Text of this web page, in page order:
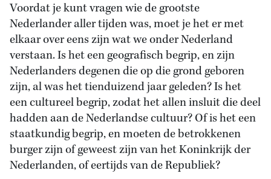
Voordat je kunt vragen wie de grootste
Nederlander aller tijden was, moet je het er met
elkaar over eens zijn wat we onder Nederland
verstaan. Is het een geografisch begrip, en zijn
Nederlanders degenen die op die grond geboren
zijn, al was het tienduizend jaar geleden? Is het
een cultureel begrip, zodat het allen insluit die deel
hadden aan de Nederlandse cultuur? Of is het een
staatkundig begrip, en moeten de betrokkenen
burger zijn of geweest zijn van het Koninkrijk der
Nederlanden, of eertijds van de Republiek?